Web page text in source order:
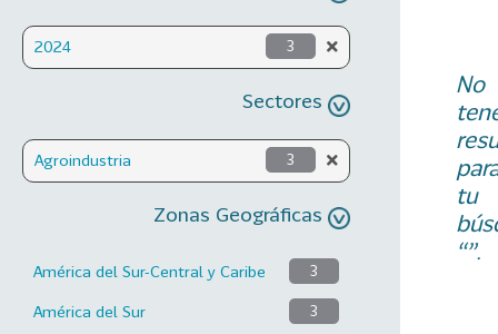
2024 3
Sectores
Agroindustria 3
Zonas Geográficas
América del Sur-Central y Caribe 3
América del Sur 3
No
tu
“”.